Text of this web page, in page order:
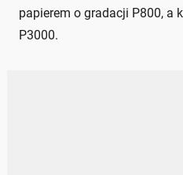
papierem o gradacji P800, a
P3000.